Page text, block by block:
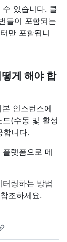
있습니다. 클
들이 포함되는
만 포함됩니
게 해야 합
인스턴스에
(수동 및 활성
합니다.
랫폼으로 메
링하는 방법
조하세요.